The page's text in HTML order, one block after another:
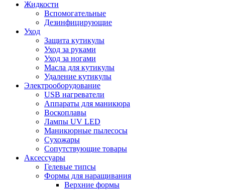
Жидкости
Вспомогательные
Дезинфицирующие
Уход
Защита кутикулы
Уход за руками
Уход за ногами
Масла для кутикулы
Удаление кутикулы
Электрооборудование
USB нагреватели
Аппараты для маникюра
Воскоплавы
Лампы UV LED
Маникюрные пылесосы
Сухожары
Сопутствующие товары
Аксессуары
Гелевые типсы
Формы для наращивания
Верхние формы